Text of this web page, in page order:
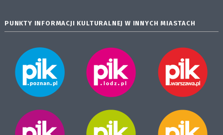
PUNKTY INFORMACJI KULTURALNEJ W INNYCH MIASTACH